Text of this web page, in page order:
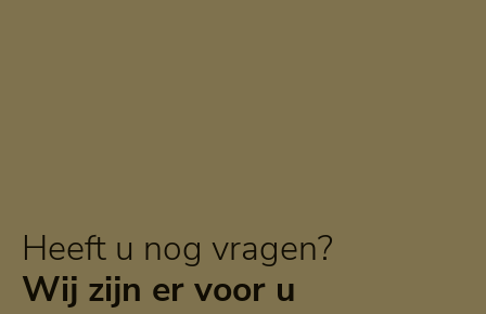
Heeft u nog vragen?
Wij zijn er voor u